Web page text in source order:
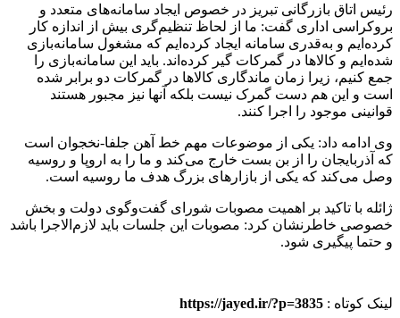
رئیس اتاق بازرگانی تبریز در خصوص ایجاد سامانه‌های متعدد و
بروکراسی اداری گفت: ما از لحاظ تنظیم‌گری بیش از اندازه کار
کرده‌ایم و به‌قدری سامانه ایجاد کرده‌ایم که مشغول سامانه‌بازی
شده‌ایم و کالاها در گمرکات گیر کرده‌اند. باید این سامانه‌بازی را
جمع کنیم، زیرا زمان ماندگاری کالاها در گمرکات دو برابر شده
است و این هم دست گمرک نیست بلکه آنها نیز مجبور هستند
قوانینی موجود را اجرا کنند.
وی ادامه داد: یکی از موضوعات مهم خط آهن جلفا-نخجوان است
که آذربایجان را از بن بست خارج می‌کند و ما را به اروپا و روسیه
وصل می‌کند که یکی از بازارهای بزرگ هدف ما روسیه است.
ژائله با تاکید بر اهمیت مصوبات شورای گفت‌وگوی دولت و بخش
خصوصی خاطرنشان کرد: مصوبات این جلسات باید لازم‌الاجرا باشد
و حتما پیگیری شود.
لینک کوتاه : https://jayed.ir/?p=3835